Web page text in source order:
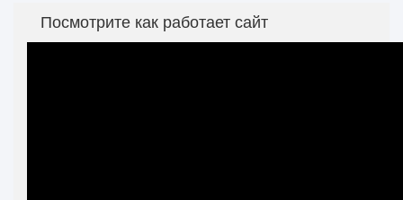
Посмотрите как работает сайт